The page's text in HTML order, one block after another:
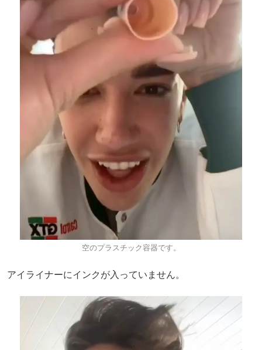
空のプラスチック容器です。
アイライナーにインクが入っていません。